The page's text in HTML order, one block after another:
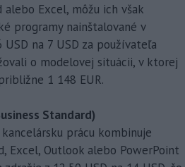
alebo Excel, môžu ich však
programy nainštalované v
na 7 USD za používateľa
o modelovej situácii, v ktorej
1 148 EUR.
Standard)
prácu kombinuje
Excel, Outlook alebo PowerPoint